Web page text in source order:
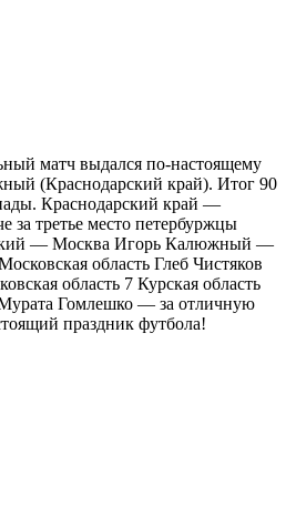
матч выдался по-настоящему
(Краснодарский край). Итог 90
Краснодарский край —
третье место петербуржцы
— Москва Игорь Калюжный —
область Глеб Чистяков
область 7 Курская область
Мурата Гомлешко — за отличную
праздник футбола!